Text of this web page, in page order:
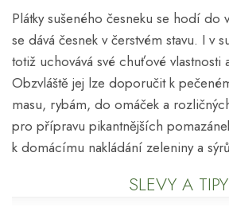
Plátky sušeného česneku se hodí do
se dává česnek v čerstvém stavu. I v
totiž uchovává své chuťové vlastnosti
Obzvláště jej lze doporučit k
masu, rybám, do omáček a
pro přípravu pikantnějších
k domácímu nakládání zeleniny a
SLEVY A TIPY